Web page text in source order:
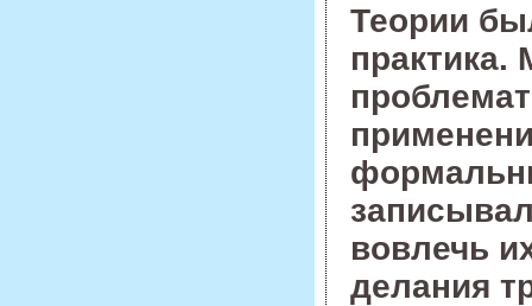
Теории
практика.
вовлечь
делания